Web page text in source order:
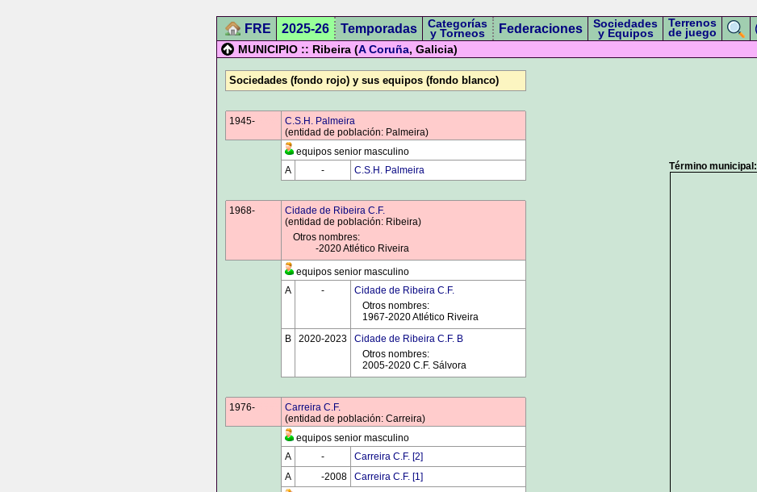
FRE 2025-26 Temporadas Categorías
y Torneos Federaciones Sociedades
y Equipos
Terrenos
de juego
MUNICIPIO :: Ribeira (A Coruña, Galicia)
Término municipal:
Sociedades (fondo rojo) y sus equipos (fondo blanco)
1945-
C.S.H. Palmeira
(entidad de población: Palmeira)
equipos senior masculino
A
- C.S.H. Palmeira
1968-
Cidade de Ribeira C.F.
(entidad de población: Ribeira)
Otros nombres:
-2020 Atlético Riveira
equipos senior masculino
A
-
Cidade de Ribeira C.F.
Otros nombres:
1967-2020 Atlético Riveira
B
2020-2023
Cidade de Ribeira C.F. B
Otros nombres:
2005-2020 C.F. Sálvora
1976-
Carreira C.F.
(entidad de población: Carreira)
equipos senior masculino
A
-
Carreira C.F. [2]
A
-2008
Carreira C.F. [1]